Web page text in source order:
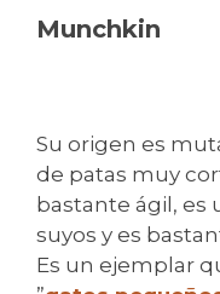
Munchkin
Su origen es
de patas muy
bastante ágil, es
suyos y es
Es un ejemplar